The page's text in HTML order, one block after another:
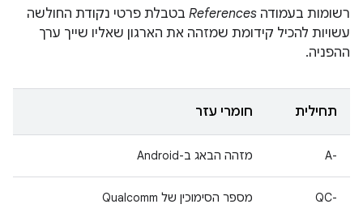
רשומות בעמודה References בטבלת פרטי נקודת החולשה
עשויות להכיל קידומת שמזהה את הארגון שאליו שייך ערך
ההפניה.
תחילית חומרי עזר
A-‎ מזהה הבאג ב-Android
QC-‎ מספר הסימוכין של Qualcomm